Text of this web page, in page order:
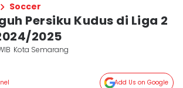
Soccer
Persiku Kudus di Liga 2
2025
Kota Semarang
Add Us on Google